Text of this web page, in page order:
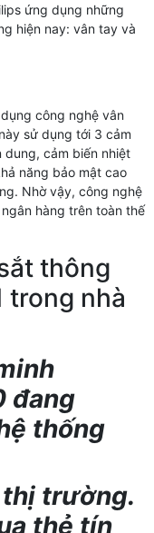
ứng dụng những
hiện nay: vân tay và
công nghệ vân
sử dụng tới 3 cảm
dung, cảm biến nhiệt
năng bảo mật cao
Nhờ vậy, công nghệ
hàng trên toàn thế
thông
trong nhà
đang
thống
thị trường.
thẻ tín